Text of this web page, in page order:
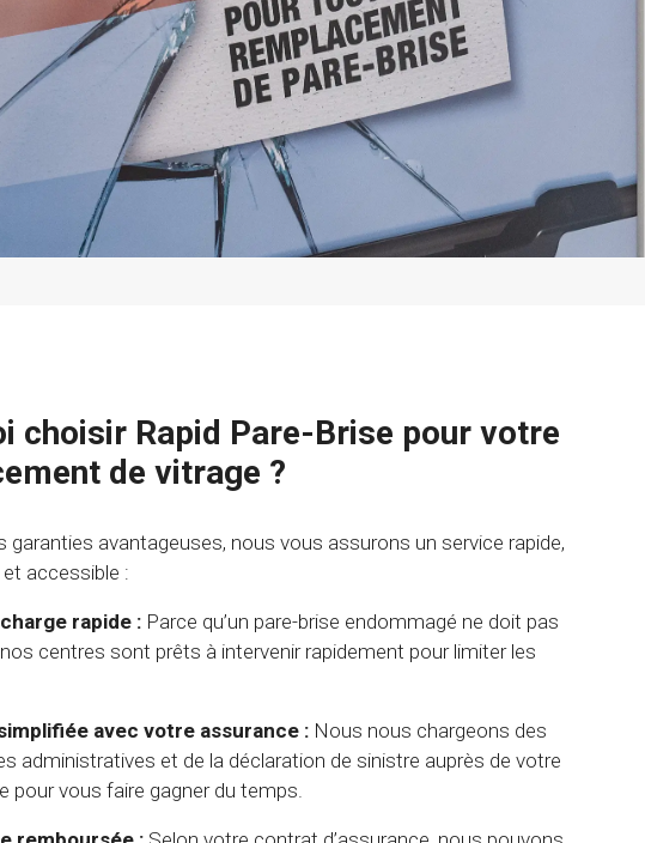
choisir Rapid Pare-Brise pour votre
de vitrage ?
garanties avantageuses, nous vous assurons un service rapide,
accessible :
rapide : Parce qu’un pare-brise endommagé ne doit pas
centres sont prêts à intervenir rapidement pour limiter les
avec votre assurance : Nous nous chargeons des
administratives et de la déclaration de sinistre auprès de votre
pour vous faire gagner du temps.